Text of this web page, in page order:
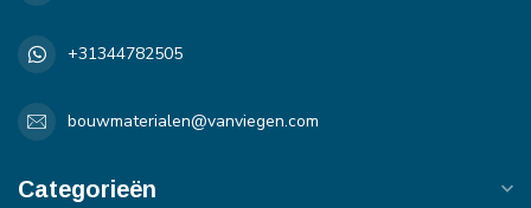
+31344782505
bouwmaterialen@vanviegen.com
Categorieën